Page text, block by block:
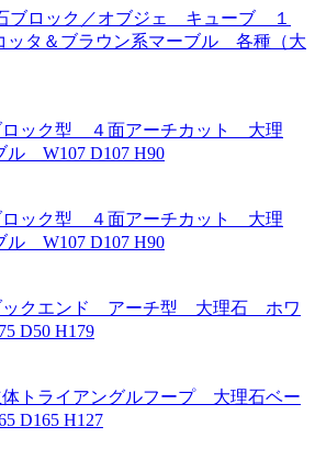
ブロック／オブジェ キューブ １
タ＆ブラウン系マーブル 各種（大
ック型 ４面アーチカット 大理
W107 D107 H90
ック型 ４面アーチカット 大理
W107 D107 H90
ックエンド アーチ型 大理石 ホワ
D50 H179
トライアングルフープ 大理石ベー
D165 H127